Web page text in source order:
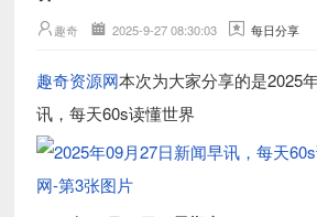
趣奇 2025-9-27 08:30:03 每日分享
趣奇资源网本次为大家分享的是2025
讯，每天60s读懂世界